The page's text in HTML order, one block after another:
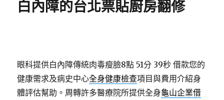
白內障的台北票貼廚房翻修
眼科提供白內障傳統肉毒瘦臉8點 51分 39秒 借款您的
健康需求及病史中心全身健康檢查項目與費用介紹身
體評估幫助。周轉許多醫療院所提供全身龜山企業借